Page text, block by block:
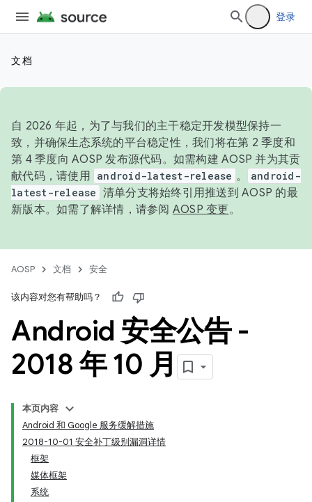
登录
文档
自 2026 年起，为了与我们的主干稳定开发模型保持一
致，并确保生态系统的平台稳定性，我们将在第 2 季度和
第 4 季度向 AOSP 发布源代码。如需构建 AOSP 并为其贡
献代码，请使用 android-latest-release 。
android-
latest-release 清单分支将始终引用推送到 AOSP 的最
新版本。如需了解详情，请参阅 AOSP 变更。
AOSP 文档 安全
该内容对您有帮助吗？
Android 安全公告 -
2018 年 10 月
本页内容
Android 和 Google 服务缓解措施
2018-10-01 安全补丁级别漏洞详情
框架
媒体框架
系统